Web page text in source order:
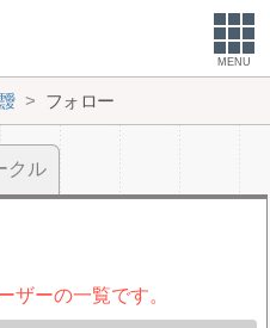
MENU
フォロー
クル
ザーの一覧です。